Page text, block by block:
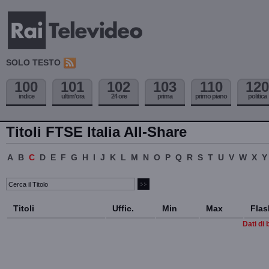
SOLO TESTO
100
indice
101
ultim'ora
102
24 ore
103
prima
110
primo piano
120
politica
Titoli FTSE Italia All-Share
A B C D E F G H I J K L M N O P Q R S T U V W X Y
Titoli Uffic. Min Max
Dati di